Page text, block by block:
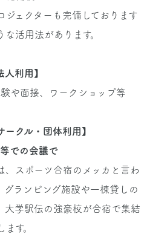
ジェクターも完備しております
な活用法があります。
人利用】
や面接、ワークショップ等
ークル・団体利用】
での会議で
、スポーツ合宿のメッカと言わ
グランピング施設や一棟貸しの
大学駅伝の強豪校が合宿で集結
します。